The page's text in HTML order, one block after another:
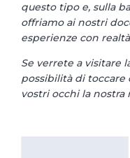
questo tipo e, sulla
offriamo ai nostri
esperienze con
Se verrete a visitare
possibilità di toccare
vostri occhi la nostra